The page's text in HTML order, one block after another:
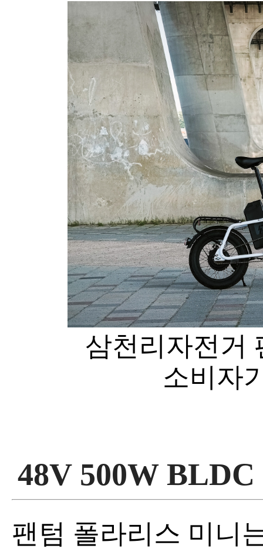
삼천리자전거
소비자
48V 500W
팬텀 폴라리스 미니